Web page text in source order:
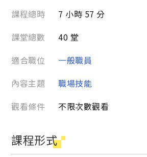
課程總時
7 小時 57 分
課堂總數
40 堂
適合職位
一般職員
內容主題
職場技能
觀看條件
不限次數觀看
課程形式